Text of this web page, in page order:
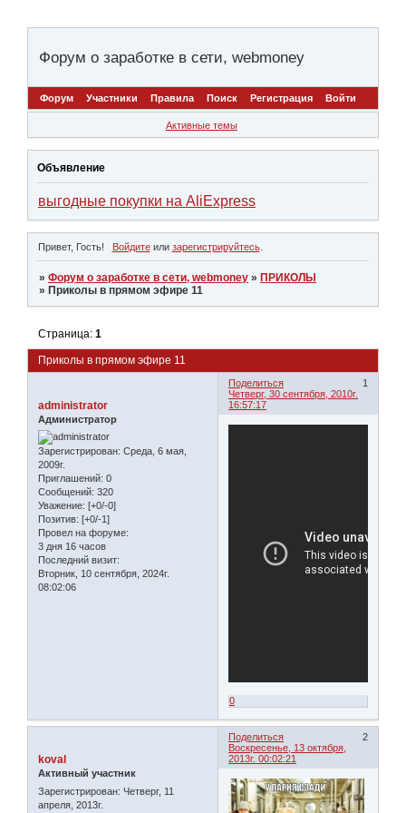
Форум о заработке в сети, webmoney
Форум Участники Правила Поиск Регистрация Войти
Активные темы
Объявление
выгодные покупки на AliExpress
Привет, Гость! Войдитеили зарегистрируйтесь.
»Форум о заработке в сети, webmoney » ПРИКОЛЫ
» Приколы в прямом эфире 11
Приколы в прямом эфире 11
Страница:1
Поделиться
1
Четверг, 30 сентября, 2010г.
16:57:17
administrator
Администратор
Зарегистрирован: Среда, 6 мая,
2009г.
Приглашений: 0
Сообщений: 320
Уважение: [+0/-0]
Позитив: [+0/-1]
Провел на форуме:
3 дня 16 часов
Последний визит:
Вторник, 10 сентября, 2024г.
08:02:06
0
Поделиться
2
Воскресенье, 13 октября,
2013г. 00:02:21
koval
Активный участник
Зарегистрирован: Четверг, 11
апреля, 2013г.